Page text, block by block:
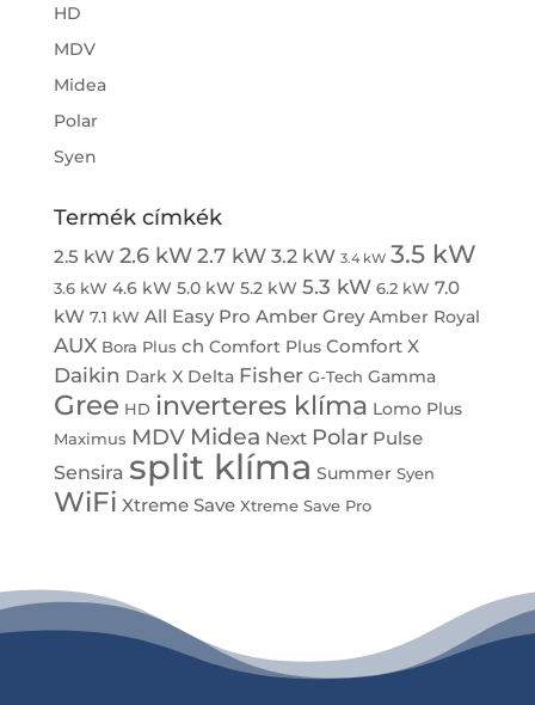
HD
MDV
Midea
Polar
Syen
Termék címkék
2.5 kW 2.6 kW 2.7 kW 3.2 kW 3.4 kW 3.5 kW
3.6 kW 4.6 kW 5.0 kW 5.2 kW 5.3 kW 6.2 kW 7.0
kW 7.1 kW All Easy Pro Amber Grey Amber Royal
AUX Bora Plus ch Comfort Plus Comfort X
Daikin Dark X Delta Fisher G-Tech Gamma
Gree HD inverteres klíma Lomo Plus
Maximus MDV Midea Next Polar Pulse
Sensira split klíma Summer Syen
WiFi Xtreme Save Xtreme Save Pro